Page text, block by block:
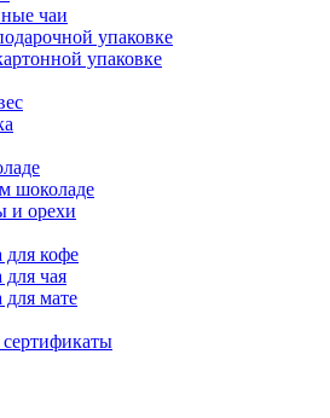
чаи
упаковке
упаковке
шоколаде
и орехи
для кофе
для чая
для мате